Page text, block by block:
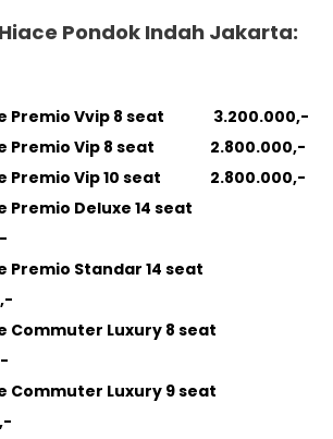
Pondok Indah Jakarta:
Premio Vvip 8 seat 3.200.000,-
Premio Vip 8 seat 2.800.000,-
Premio Vip 10 seat 2.800.000,-
Premio Deluxe 14 seat
Premio Standar 14 seat
Commuter Luxury 8 seat
Commuter Luxury 9 seat